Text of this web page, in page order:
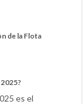
de la Flota
es el